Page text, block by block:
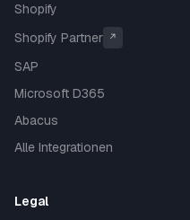
Shopify
Shopify Partner
↗
SAP
Microsoft D365
Abacus
Alle Integrationen
Legal